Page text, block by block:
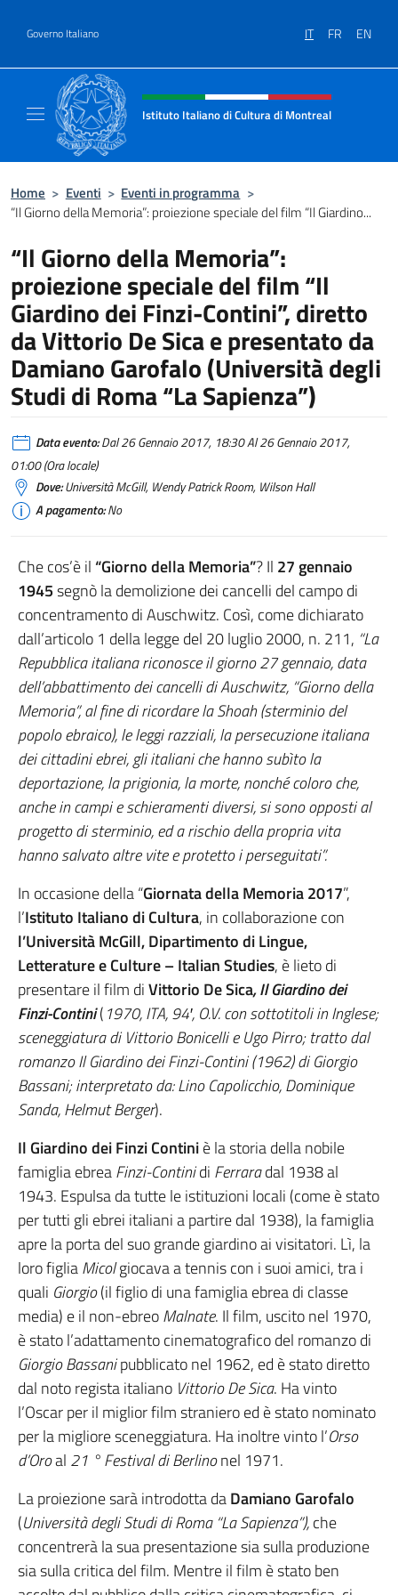
Governo Italiano IT FR EN
Intestazione sito, social e menù
Istituto Italiano di Cultura di Montreal
Home > Eventi > Eventi in programma >
“Il Giorno della Memoria”: proiezione speciale del film “Il Giardino...
“Il Giorno della Memoria”:
proiezione speciale del film “Il
Giardino dei Finzi-Contini”, diretto
da Vittorio De Sica e presentato da
Damiano Garofalo (Università degli
Studi di Roma “La Sapienza”)
Data evento:Dal 26 Gennaio 2017, 18:30 Al 26 Gennaio 2017,
01:00 (Ora locale)
Dove:Università McGill, Wendy Patrick Room, Wilson Hall
A pagamento:No
Che cos’è il “Giorno della Memoria”? Il 27 gennaio
1945segnò la demolizione dei cancelli del campo di
concentramento di Auschwitz. Così, come dichiarato
dall’articolo 1 della legge del 20 luglio 2000, n. 211, “La
Repubblica italiana riconosce il giorno 27 gennaio, data
dell’abbattimento dei cancelli di Auschwitz, “Giorno della
Memoria”, al fine di ricordare la Shoah (sterminio del
popolo ebraico), le leggi razziali, la persecuzione italiana
dei cittadini ebrei, gli italiani che hanno subìto la
deportazione, la prigionia, la morte, nonché coloro che,
anche in campi e schieramenti diversi, si sono opposti al
progetto di sterminio, ed a rischio della propria vita
hanno salvato altre vite e protetto i perseguitati”.
In occasione della “Giornata della Memoria 2017”,
l’Istituto Italiano di Cultura, in collaborazione con
l’Università McGill, Dipartimento di Lingue,
Letterature e Culture – Italian Studies, è lieto di
presentare il film diVittorio De Sica, Il Giardino dei
Finzi-Contini(1970, ITA, 94′, O.V. con sottotitoli in Inglese;
sceneggiatura di Vittorio Bonicelli e Ugo Pirro; tratto dal
romanzo Il Giardino dei Finzi-Contini (1962) di Giorgio
Bassani; interpretato da: Lino Capolicchio, Dominique
Sanda, Helmut Berger).
Il Giardino dei Finzi Continiè la storia della nobile
famiglia ebreaFinzi-Continidi Ferraradal 1938 al
1943. Espulsa da tutte le istituzioni locali (come è stato
per tutti gli ebrei italiani a partire dal 1938), la famiglia
apre la porta del suo grande giardino ai visitatori. Lì, la
loro figliaMicolgiocava a tennis con i suoi amici, tra i
quali Giorgio(il figlio di una famiglia ebrea di classe
media) e il non-ebreoMalnate. Il film, uscito nel 1970,
è stato l’adattamento cinematografico del romanzo di
Giorgio Bassanipubblicato nel 1962, ed è stato diretto
dal noto regista italiano Vittorio De Sica. Ha vinto
l’Oscar per il miglior film straniero ed è stato nominato
per la migliore sceneggiatura. Ha inoltre vinto l’Orso
d’Oroal 21 ° Festival di Berlinonel 1971.
La proiezione sarà introdotta daDamiano Garofalo
(Università degli Studi di Roma “La Sapienza”),che
concentrerà la sua presentazione sia sulla produzione
sia sulla critica del film. Mentre il film è stato ben